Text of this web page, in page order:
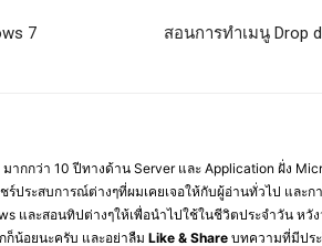
7 สอนการทำเมนู Drop
ากกว่า 10 ปีทางด้าน Server และ Application ฝั่ง
ร์ประสบการณ์ต่างๆที่ผมเคยเจอให้กับผู้อ่านทั่วไป และ
และสอนทิปต่างๆให้เพื่อนำไปใช้ในชีวิตประจำวัน หวั
ก็น้อยนะครับ และอย่าลืม Like & Share บทความที่มีปร